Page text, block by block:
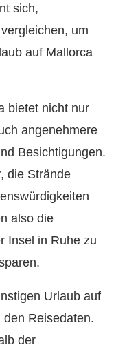
sich,
um
auf Mallorca
bietet nicht nur
angenehmere
Besichtigungen.
die Strände
also die
Insel in Ruhe zu
Urlaub auf
Reisedaten.
der